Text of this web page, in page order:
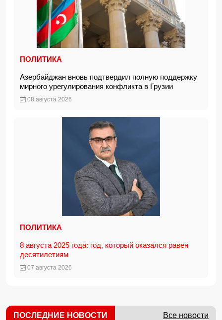
ПОЛИТИКА
Азербайджан вновь подтвердил полную поддержку
мирного урегулирования конфликта в Грузии
08 августа 2026
ПОЛИТИКА
8 августа 2025 года: год, который оказался равен
десятилетиям
07 августа 2026
ПОСЛЕДНИЕ НОВОСТИ Все новости